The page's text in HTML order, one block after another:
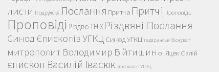
листи Подружжя Послання Притча Притчі Проповідь
Проповіді Різдво ГНІХ Різдвяні Послання
Синод Єпископів УГКЦ Синод УГКЦ гадаринські біснуваті
митрополит Володимир Війтишин о. Яцек Салій
єпископ Василій Івасюк єпископат УГКЦ